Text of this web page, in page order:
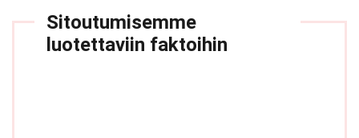
Sitoutumisemme
luotettaviin faktoihin